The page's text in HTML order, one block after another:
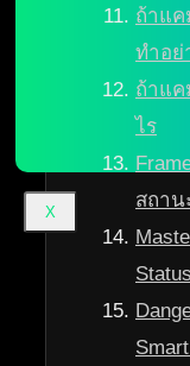
X
ถ้าแค
ทำอย่
ถ้าแค
ไร
สถาน